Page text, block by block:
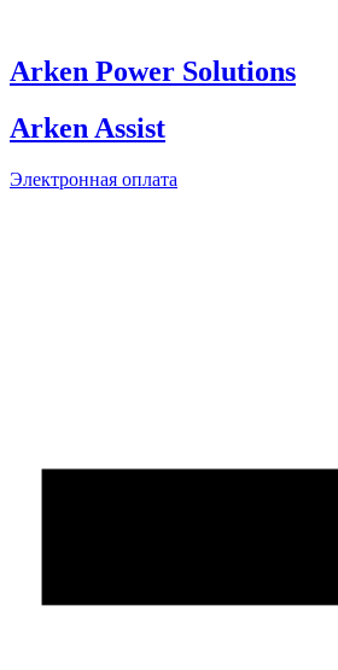
content
Arken Power Solutions
Arken Assist
Электронная оплата